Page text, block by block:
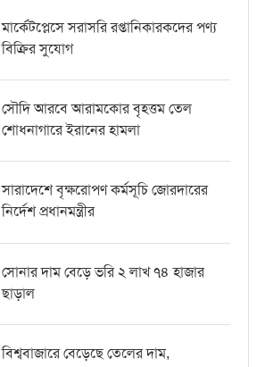
মার্কেটপ্লেসে সরাসরি রপ্তানিকারকদের পণ্য
বিক্রির সুযোগ
সৌদি আরবে আরামকোর বৃহত্তম তেল
শোধনাগারে ইরানের হামলা
সারাদেশে বৃক্ষরোপণ কর্মসূচি জোরদারের
নির্দেশ প্রধানমন্ত্রীর
সোনার দাম বেড়ে ভরি ২ লাখ ৭৪ হাজার
ছাড়াল
বিশ্ববাজারে বেড়েছে তেলের দাম,